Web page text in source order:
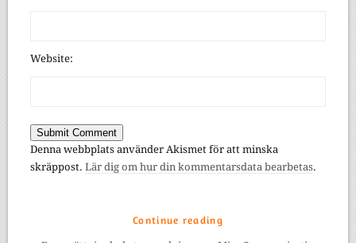
Website:
Denna webbplats använder Akismet för att minska
skräppost. Lär dig om hur din kommentarsdata bearbetas.
Continue reading